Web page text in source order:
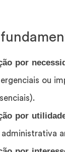
por
ou
por
administrativa